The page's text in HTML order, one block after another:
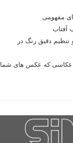
مفهومی
تنظیم دقیق رنگ در
عکاسی که عکس های شما